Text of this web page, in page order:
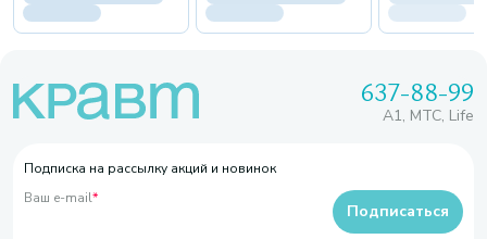
637-88-99
A1, МТС, Life
Подписка на рассылку акций и новинок
Ваш e-mail*
Подписаться